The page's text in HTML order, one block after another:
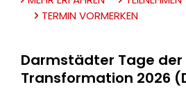
TERMIN VORMERKEN
Darmstädter Tage der
Transformation 2026